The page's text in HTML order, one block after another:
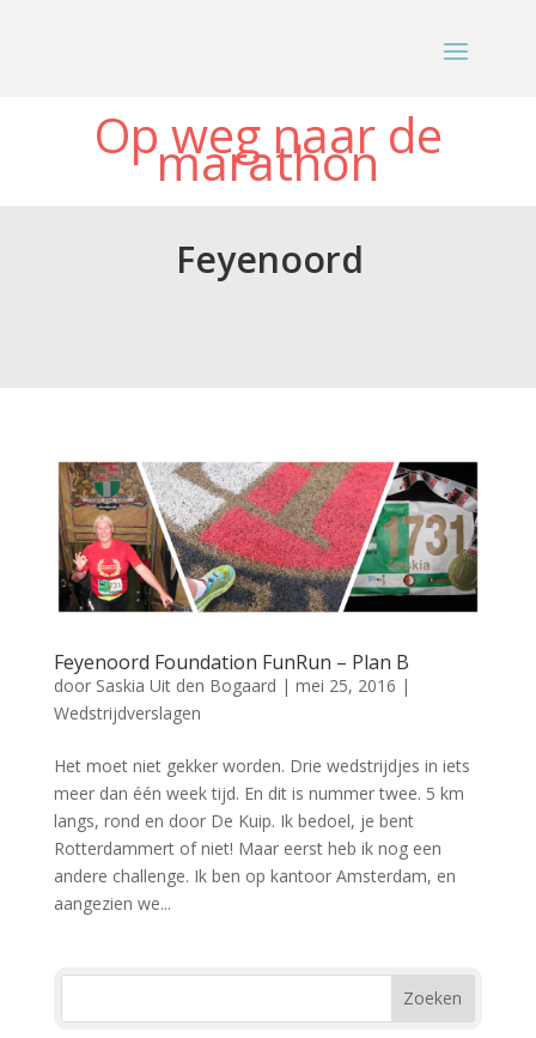
Op weg naar de
marathon
Feyenoord
Feyenoord Foundation FunRun – Plan B
door Saskia Uit den Bogaard | mei 25, 2016 |
Wedstrijdverslagen
Het moet niet gekker worden. Drie wedstrijdjes in iets
meer dan één week tijd. En dit is nummer twee. 5 km
langs, rond en door De Kuip. Ik bedoel, je bent
Rotterdammert of niet! Maar eerst heb ik nog een
andere challenge. Ik ben op kantoor Amsterdam, en
aangezien we...